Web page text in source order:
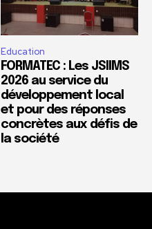
Education
FORMATEC : Les JSIIMS
2026 au service du
développement local
et pour des réponses
concrètes aux défis de
la société